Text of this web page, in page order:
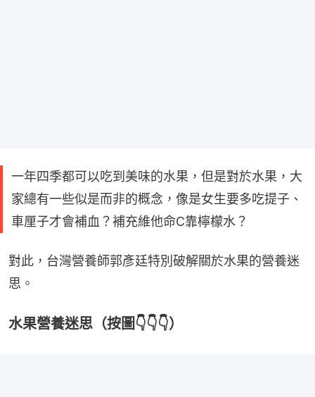
一年四季都可以吃到美味的水果，但是對於水果，大
家總有一些似是而非的概念，像是女生要多吃提子、
車厘子才會補血？補充維他命C靠檸檬水？
對此，台灣營養師郭彥廷特別破解關於水果的營養迷
思。
水果營養迷思（按圖👇👇👇）